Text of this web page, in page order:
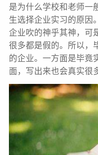
是为什么学校和老师一
生选择企业实习的原因
企业吹的神乎其神，可
很多都是假的。所以，
的企业。一方面是毕竟
面，写出来也会真实很